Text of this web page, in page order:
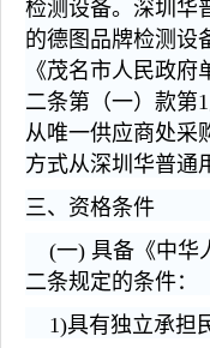
检测设备。深圳华
的德图品牌检测设
《茂名市人民政
二条第（一）款第
从唯一供应商处采
方式从深圳华普通
三、资格条件
(一) 具备《中华
二条规定的条件：
1)具有独立承担